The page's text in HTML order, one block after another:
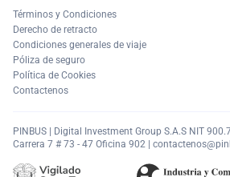
Términos y Condiciones
Derecho de retracto
Condiciones generales de viaje
Póliza de seguro
Política de Cookies
Contactenos
PINBUS | Digital Investment Group S.A.S NIT
Carrera 7 # 73 - 47 Oficina 902 |